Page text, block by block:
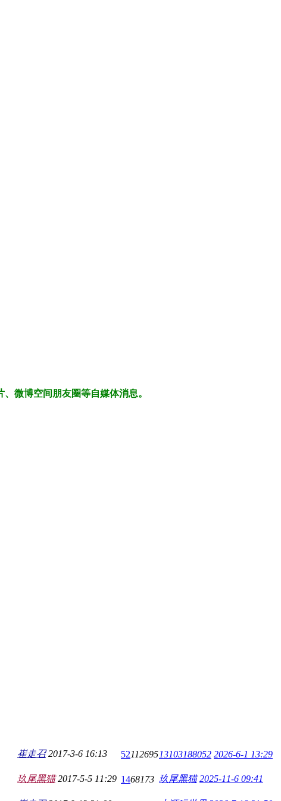
微博空间朋友圈等自媒体消息。
崔走召 2017-3-6 16:13 5211269513103188052 2026-6-1 13:29
玖尾黑猫 2017-5-5 11:29 1468173 玖尾黑猫 2025-11-6 09:41